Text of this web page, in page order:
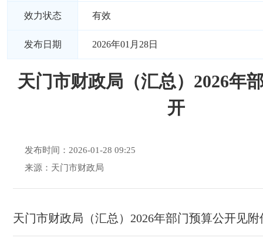
效力状态 有效
发布日期 2026年01月28日
天门市财政局（汇总）2026年
开
发布时间：2026-01-28 09:25
来源：天门市财政局
天门市财政局（汇总）2026年部门预算公开见附